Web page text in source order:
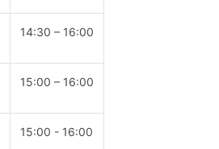
14:30 – 16:00
15:00 – 16:00
15:00 - 16:00